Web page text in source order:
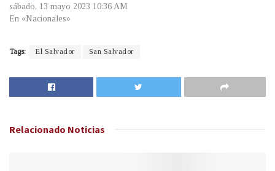
sábado, 13 mayo 2023 10:36 AM
En «Nacionales»
Tags: El Salvador San Salvador
Relacionado Noticias